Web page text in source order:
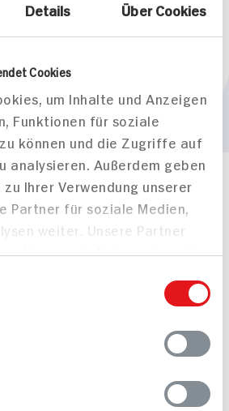
Details Über Cookies
Cookies
um Inhalte und Anzeigen
Funktionen für soziale
können und die Zugriffe auf
analysieren. Außerdem geben
Ihrer Verwendung unserer
Partner für soziale Medien,
weiter. Unsere Partner
möglicherweise mit
oder die sie im Rahmen
unserem FAQ
9 bis 16 Uhr